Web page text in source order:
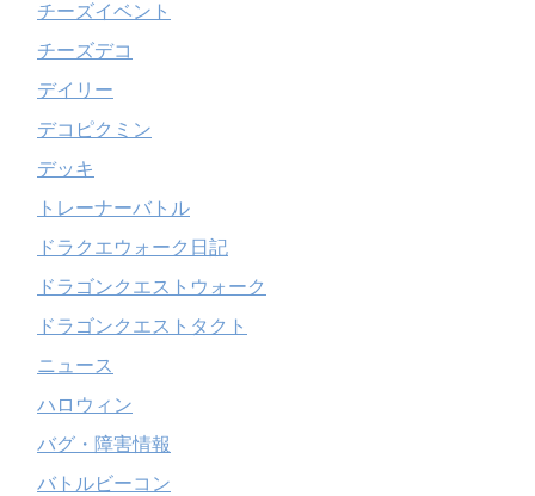
チーズイベント
チーズデコ
デイリー
デコピクミン
デッキ
トレーナーバトル
ドラクエウォーク日記
ドラゴンクエストウォーク
ドラゴンクエストタクト
ニュース
ハロウィン
バグ・障害情報
バトルビーコン